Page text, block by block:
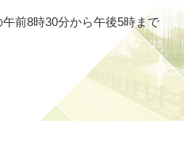
前8時30分から午後5時まで